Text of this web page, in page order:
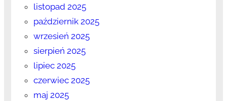
listopad 2025
październik 2025
wrzesień 2025
sierpień 2025
lipiec 2025
czerwiec 2025
maj 2025